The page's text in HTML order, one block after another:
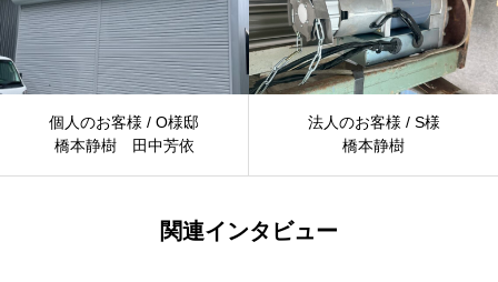
個人のお客様 / O様邸
橋本静樹 田中芳依
法人のお客様 / S様
橋本静樹
関連インタビュー